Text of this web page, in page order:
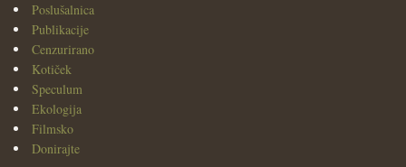
Poslušalnica
Publikacije
Cenzurirano
Kotiček
Speculum
Ekologija
Filmsko
Donirajte